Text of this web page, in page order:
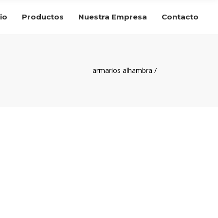
Productos Nuestra Empresa Contacto
armarios alhambra /